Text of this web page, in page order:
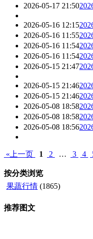
2026-05-17 21:50
2026-05-16 12:15
2026-05-16 11:55
2026-05-16 11:54
2026-05-16 11:54
2026-05-15 21:47
2026-05-15 21:46
2026-05-15 21:46
2026-05-08 18:58
2026-05-08 18:58
2026-05-08 18:56
«上一页 1 2 … 3 4
按分类浏览
果蔬行情 (1865)
推荐图文